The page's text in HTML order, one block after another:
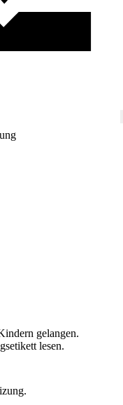
gelangen.
lesen.